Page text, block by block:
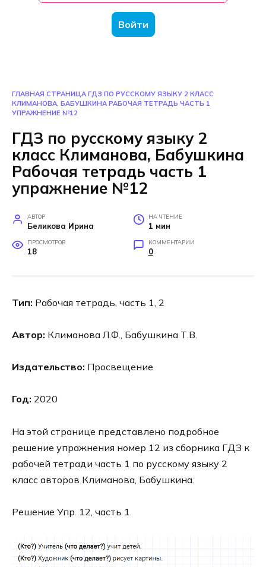
Войти
ГЛАВНАЯ СТРАНИЦА ГДЗ ПО РУССКОМУ ЯЗЫКУ 2 КЛАСС
КЛИМАНОВА, БАБУШКИНА РАБОЧАЯ ТЕТРАДЬ ЧАСТЬ 1
УПРАЖНЕНИЕ №12
ГДЗ по русскому языку 2
класс Климанова, Бабушкина
Рабочая тетрадь часть 1
упражнение №12
АВТОР
Беликова Ирина
НА ЧТЕНИЕ
1 мин
ПРОСМОТРОВ
18
КОММЕНТАРИИ
0
Тип: Рабочая тетрадь, часть 1, 2
Автор: Климанова Л.Ф., Бабушкина Т.В.
Издательство: Просвещение
Год: 2020
На этой странице представлено подробное
решение упражнения номер 12 из сборника ГДЗ к
рабочей тетради часть 1 по русскому языку 2
класс авторов Климанова, Бабушкина.
Решение Упр. 12, часть 1